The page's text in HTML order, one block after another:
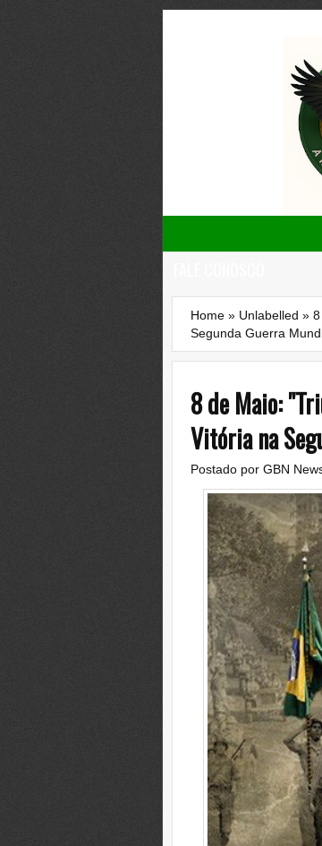
Home » Unlabelled »
Segunda Guerra
8 de Maio:
Vitória na
Postado por GBN